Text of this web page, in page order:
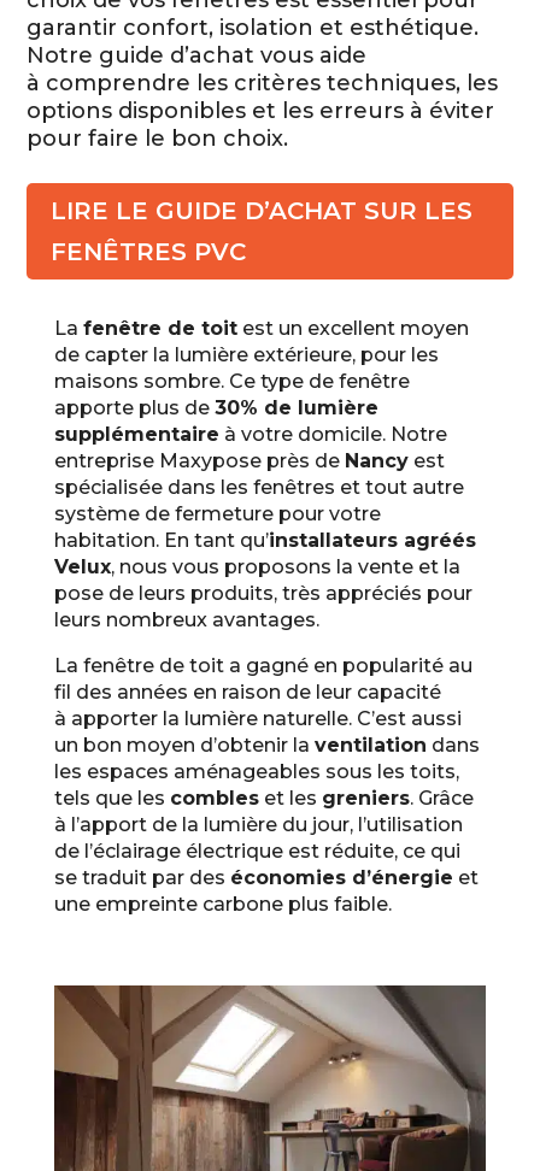
garantir confort, isolation et esthétique.
Notre guide d’achat vous aide
à comprendre les critères techniques, les
options disponibles et les erreurs à éviter
pour faire le bon choix.
LIRE LE GUIDE D’ACHAT SUR LES
FENÊTRES PVC
La fenêtre de toitest un excellent moyen
de capter la lumière extérieure, pour les
maisons sombre. Ce type de fenêtre
apporte plus de 30% de lumière
supplémentaire à votre domicile. Notre
entreprise Maxypose près de Nancyest
spécialisée dans les fenêtres et tout autre
système de fermeture pour votre
habitation. En tant qu’installateurs agréés
Velux, nous vous proposons la vente et la
pose de leurs produits, très appréciés pour
leurs nombreux avantages.
La fenêtre de toit a gagné en popularité au
fil des années en raison de leur capacité
à apporter la lumière naturelle. C’est aussi
un bon moyen d’obtenir la ventilation dans
les espaces aménageables sous les toits,
tels que les combleset les greniers. Grâce
à l’apport de la lumière du jour, l’utilisation
de l’éclairage électrique est réduite, ce qui
se traduit par des économies d’énergie et
une empreinte carbone plus faible.